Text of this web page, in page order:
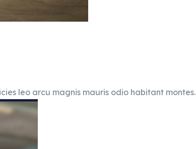
leo arcu magnis mauris odio habitant montes.